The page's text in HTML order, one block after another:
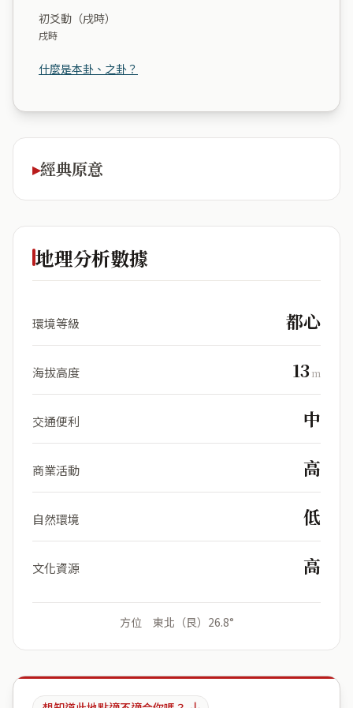
初爻動（戌時）
戌時
什麼是本卦、之卦？
經典原意
地理分析數據
環境等級 都心
海拔高度 13m
交通便利 中
商業活動 高
自然環境 低
文化資源 高
方位 東北（艮）26.8°